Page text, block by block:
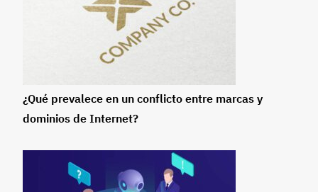
¿Qué prevalece en un conflicto entre marcas y
dominios de Internet?